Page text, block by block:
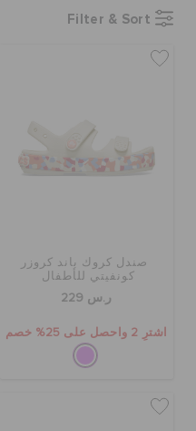
كروكس لمكان العمل
تسجيل الدخول / اشتراك
قائمة الامنيات
Filter & Sort
صندل كروك باند كروزر
كونفيتي للأطفال
ر.س 229
اشترِ 2 واحصل على 25% خصم